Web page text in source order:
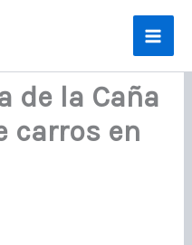
de la Caña
carros en